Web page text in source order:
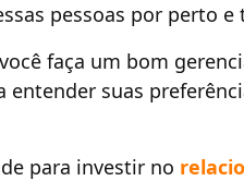
pessoas por perto e
faça um bom
entender suas
para investir no